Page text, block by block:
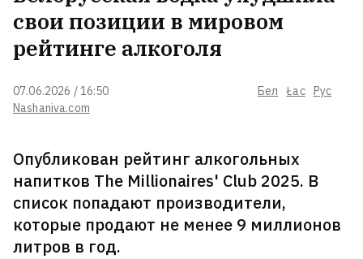
Nashaniva.com
07.06.2026 / 16:50 Бел Łac Рус
свои позиции в мировом
рейтинге алкоголя
Опубликован рейтинг алкогольных
напитков The Millionaires' Club 2025. В
список попадают производители,
которые продают не менее 9 миллионов
литров в год.
США ищут потенциального
подобного Делси Родригес
контроль с Италией
«Польшча квітнет лаціною, Літва
квітнет русчызною». Патриотический